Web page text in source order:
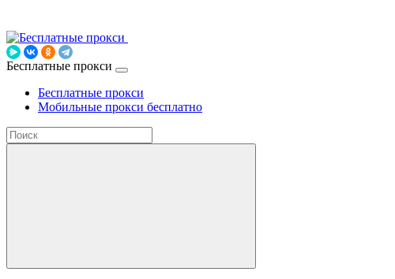
Бесплатные прокси
Бесплатные прокси
Мобильные прокси бесплатно